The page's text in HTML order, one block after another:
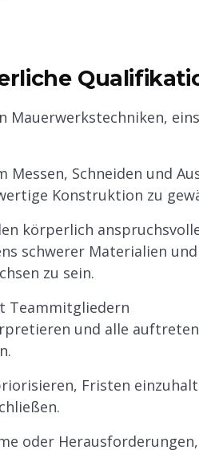
Mauerwerkstechniken,
Schneiden und
Konstruktion zu
körperlich
schwerer Materialien
zu sein.
Teammitgliedern
und alle
Fristen
oder